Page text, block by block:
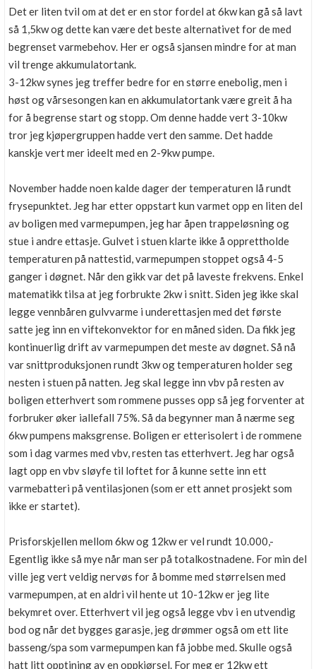
Det er liten tvil om at det er en stor fordel at 6kw kan gå så lavt
så 1,5kw og dette kan være det beste alternativet for de med
begrenset varmebehov. Her er også sjansen mindre for at man
vil trenge akkumulatortank.
3-12kw synes jeg treffer bedre for en større enebolig, men i
høst og vårsesongen kan en akkumulatortank være greit å ha
for å begrense start og stopp. Om denne hadde vert 3-10kw
tror jeg kjøpergruppen hadde vert den samme. Det hadde
kanskje vert mer ideelt med en 2-9kw pumpe.
November hadde noen kalde dager der temperaturen lå rundt
frysepunktet. Jeg har etter oppstart kun varmet opp en liten del
av boligen med varmepumpen, jeg har åpen trappeløsning og
stue i andre ettasje. Gulvet i stuen klarte ikke å opprettholde
temperaturen på nattestid, varmepumpen stoppet også 4-5
ganger i døgnet. Når den gikk var det på laveste frekvens. Enkel
matematikk tilsa at jeg forbrukte 2kw i snitt. Siden jeg ikke skal
legge vennbåren gulvvarme i underettasjen med det første
satte jeg inn en viftekonvektor for en måned siden. Da fikk jeg
kontinuerlig drift av varmepumpen det meste av døgnet. Så nå
var snittproduksjonen rundt 3kw og temperaturen holder seg
nesten i stuen på natten. Jeg skal legge inn vbv på resten av
boligen etterhvert som rommene pusses opp så jeg forventer at
forbruker øker iallefall 75%. Så da begynner man å nærme seg
6kw pumpens maksgrense. Boligen er etterisolert i de rommene
som i dag varmes med vbv, resten tas etterhvert. Jeg har også
lagt opp en vbv sløyfe til loftet for å kunne sette inn ett
varmebatteri på ventilasjonen (som er ett annet prosjekt som
ikke er startet).
Prisforskjellen mellom 6kw og 12kw er vel rundt 10.000,-
Egentlig ikke så mye når man ser på totalkostnadene. For min del
ville jeg vert veldig nervøs for å bomme med størrelsen med
varmepumpen, at en aldri vil hente ut 10-12kw er jeg lite
bekymret over. Etterhvert vil jeg også legge vbv i en utvendig
bod og når det bygges garasje, jeg drømmer også om ett lite
basseng/spa som varmepumpen kan få jobbe med. Skulle også
hatt litt opptining av en oppkjørsel. For meg er 12kw ett